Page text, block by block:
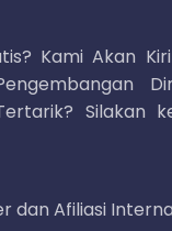
Kami Akan
Silakan
dan Afiliasi